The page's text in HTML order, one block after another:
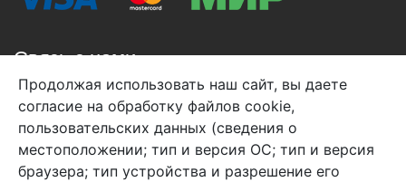
Связь с нами
+7 (495) 933-38-08
info@arben-textile.ru- оптовые продажи
Продолжая использовать наш сайт, вы даете
согласие на обработку файлов cookie,
пользовательских данных (сведения о
местоположении; тип и версия ОС; тип и версия
браузера; тип устройства и разрешение его